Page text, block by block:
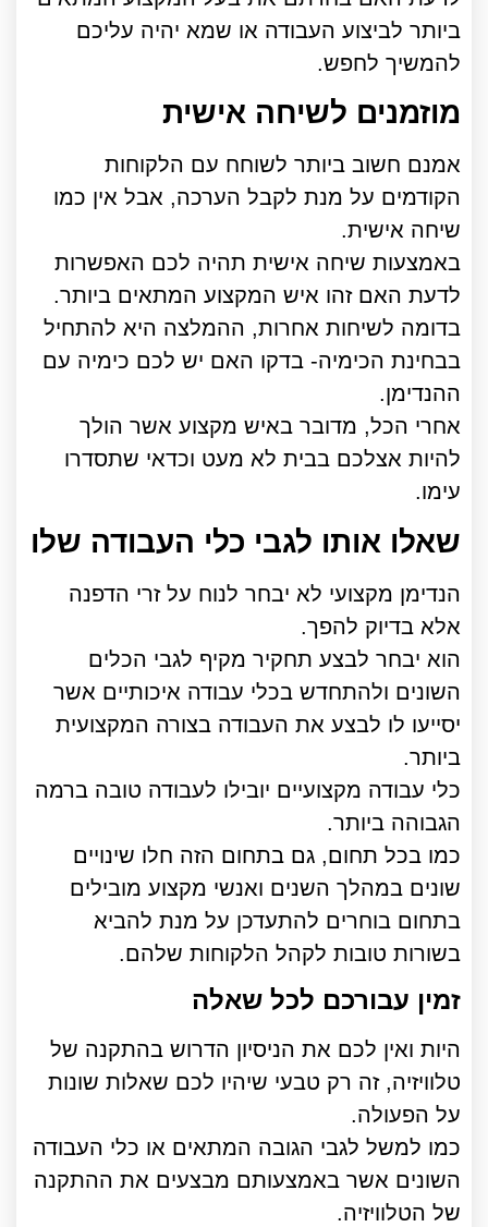
ביותר לביצוע העבודה או שמא יהיה עליכם
להמשיך לחפש.
מוזמנים לשיחה אישית
אמנם חשוב ביותר לשוחח עם הלקוחות
הקודמים על מנת לקבל הערכה, אבל אין כמו
שיחה אישית.
באמצעות שיחה אישית תהיה לכם האפשרות
לדעת האם זהו איש המקצוע המתאים ביותר.
בדומה לשיחות אחרות, ההמלצה היא להתחיל
בבחינת הכימיה- בדקו האם יש לכם כימיה עם
ההנדימן.
אחרי הכל, מדובר באיש מקצוע אשר הולך
להיות אצלכם בבית לא מעט וכדאי שתסדרו
עימו.
שאלו אותו לגבי כלי העבודה שלו
הנדימן מקצועי לא יבחר לנוח על זרי הדפנה
אלא בדיוק להפך.
הוא יבחר לבצע תחקיר מקיף לגבי הכלים
השונים ולהתחדש בכלי עבודה איכותיים אשר
יסייעו לו לבצע את העבודה בצורה המקצועית
ביותר.
כלי עבודה מקצועיים יובילו לעבודה טובה ברמה
הגבוהה ביותר.
כמו בכל תחום, גם בתחום הזה חלו שינויים
שונים במהלך השנים ואנשי מקצוע מובילים
בתחום בוחרים להתעדכן על מנת להביא
בשורות טובות לקהל הלקוחות שלהם.
זמין עבורכם לכל שאלה
היות ואין לכם את הניסיון הדרוש בהתקנה של
טלוויזיה, זה רק טבעי שיהיו לכם שאלות שונות
על הפעולה.
כמו למשל לגבי הגובה המתאים או כלי העבודה
השונים אשר באמצעותם מבצעים את ההתקנה
של הטלוויזיה.